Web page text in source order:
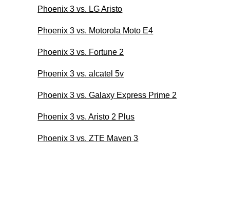
Phoenix 3 vs. LG Aristo
Phoenix 3 vs. Motorola Moto E4
Phoenix 3 vs. Fortune 2
Phoenix 3 vs. alcatel 5v
Phoenix 3 vs. Galaxy Express Prime 2
Phoenix 3 vs. Aristo 2 Plus
Phoenix 3 vs. ZTE Maven 3